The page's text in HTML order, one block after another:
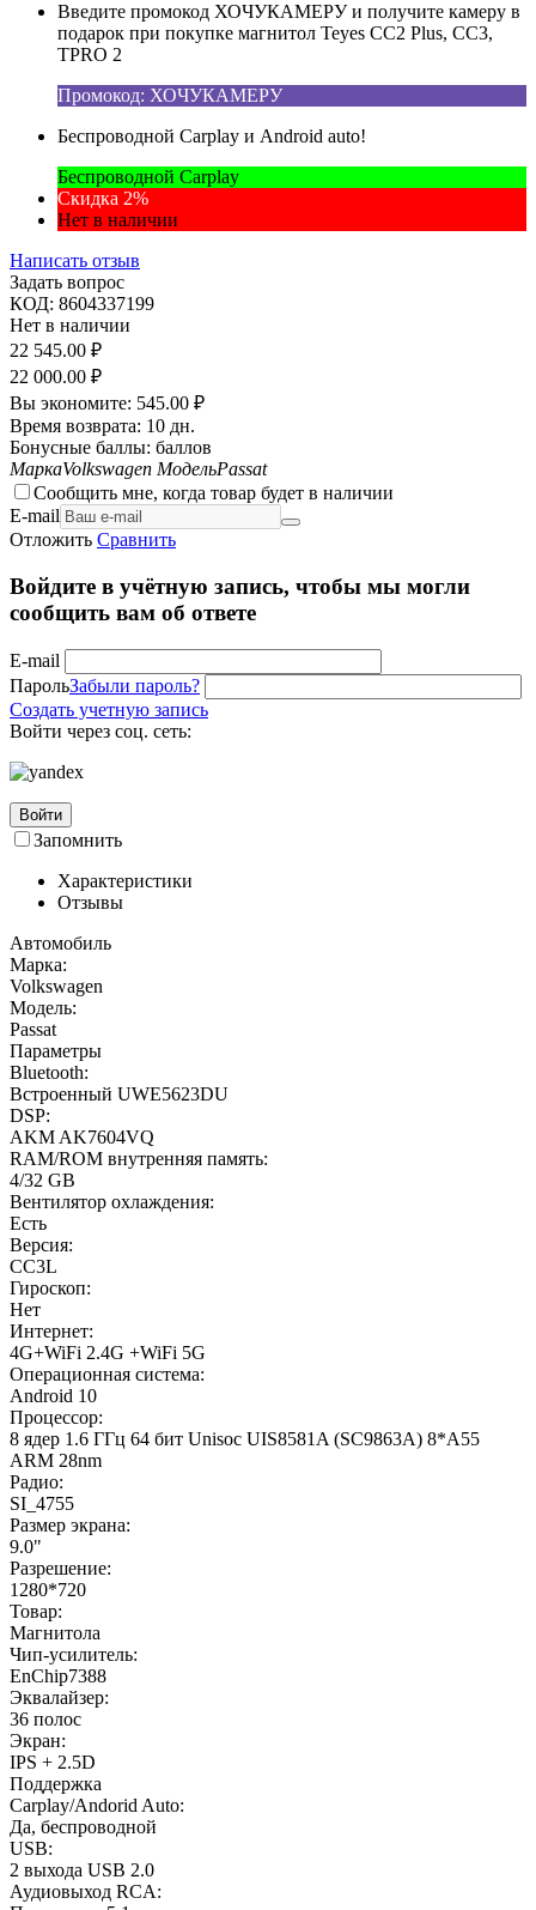
Введите промокод ХОЧУКАМЕРУ и получите камеру в
подарок при покупке магнитол Teyes CC2 Plus, CC3,
TPRO 2
Промокод: ХОЧУКАМЕРУ
Беспроводной Carplay и Android auto!
Беспроводной Carplay
Скидка 2%
Нет в наличии
Написать отзыв
Задать вопрос
КОД: 8604337199
Нет в наличии
22 545.00 ₽
22 000.00 ₽
Вы экономите: 545.00 ₽
Время возврата: 10 дн.
Бонусные баллы: баллов
МаркаVolkswagen МодельPassat
Сообщить мне, когда товар будет в наличии
E-mail
Отложить Сравнить
Войдите в учётную запись, чтобы мы могли
сообщить вам об ответе
E-mail
ПарольЗабыли пароль?
Создать учетную запись
Войти через соц. сеть:
Войти
Запомнить
Характеристики
Отзывы
Автомобиль
Марка:
Volkswagen
Модель:
Passat
Параметры
Bluetooth:
Встроенный UWE5623DU
DSP:
AKM AK7604VQ
RAM/ROM внутренняя память:
4/32 GB
Вентилятор охлаждения:
Есть
Версия:
CC3L
Гироскоп:
Нет
Интернет:
4G+WiFi 2.4G +WiFi 5G
Операционная система:
Android 10
Процессор:
8 ядер 1.6 ГГц 64 бит Unisoc UIS8581A (SC9863A) 8*A55
ARM 28nm
Радио:
SI_4755
Размер экрана:
9.0"
Разрешение:
1280*720
Товар:
Магнитола
Чип-усилитель:
EnChip7388
Эквалайзер:
36 полос
Экран:
IPS + 2.5D
Поддержка
Carplay/Andorid Auto:
Да, беспроводной
USB:
2 выхода USB 2.0
Аудиовыход RCA: